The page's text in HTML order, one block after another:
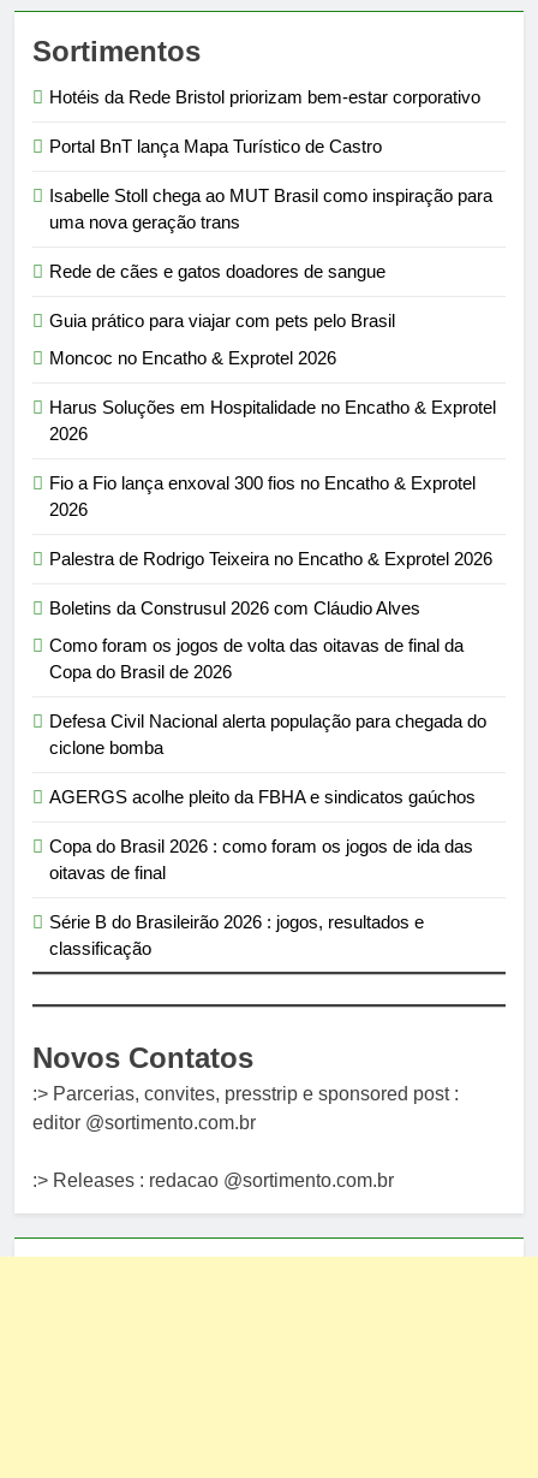
Sortimentos
Hotéis da Rede Bristol priorizam bem-estar corporativo
Portal BnT lança Mapa Turístico de Castro
Isabelle Stoll chega ao MUT Brasil como inspiração para
uma nova geração trans
Rede de cães e gatos doadores de sangue
Guia prático para viajar com pets pelo Brasil
Moncoc no Encatho & Exprotel 2026
Harus Soluções em Hospitalidade no Encatho & Exprotel
2026
Fio a Fio lança enxoval 300 fios no Encatho & Exprotel
2026
Palestra de Rodrigo Teixeira no Encatho & Exprotel 2026
Boletins da Construsul 2026 com Cláudio Alves
Como foram os jogos de volta das oitavas de final da
Copa do Brasil de 2026
Defesa Civil Nacional alerta população para chegada do
ciclone bomba
AGERGS acolhe pleito da FBHA e sindicatos gaúchos
Copa do Brasil 2026 : como foram os jogos de ida das
oitavas de final
Série B do Brasileirão 2026 : jogos, resultados e
classificação
Novos Contatos
:> Parcerias, convites, presstrip e sponsored post :
editor @sortimento.com.br
:> Releases : redacao @sortimento.com.br